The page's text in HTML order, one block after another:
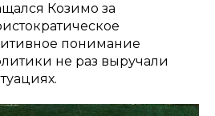
Козимо за
понимание
не раз выручали